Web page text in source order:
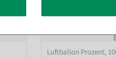
Luftballon Prozent,